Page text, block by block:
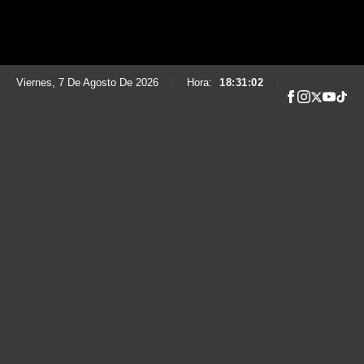
Viernes, 7 De Agosto De 2026 Hora: 18:31:04